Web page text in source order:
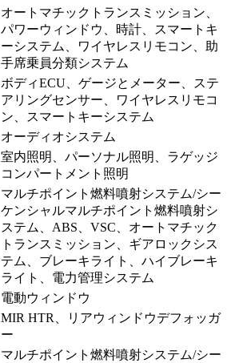
オートマチックトランスミッション、
パワーウィンドウ、時計、スマートキ
ーシステム、ワイヤレスリモコン、助
手席乗員分類システム
ボディECU、ゲージとメーター、ステ
アリングセンサー、ワイヤレスリモコ
ン、スマートキーシステム
オーディオシステム
室内照明、パーソナル照明、ラゲッジ
コンパートメント照明
マルチポイント燃料噴射システム/シー
ケンシャルマルチポイント燃料噴射シ
ステム、ABS、VSC、オートマチック
トランスミッション、ギアロックシス
テム、ブレーキライト、ハイブレーキ
ライト、電力管理システム
電動ウィンドウ
MIR HTR、リアウィンドウデフォッガ
ー
マルチポイント燃料噴射システム/シー